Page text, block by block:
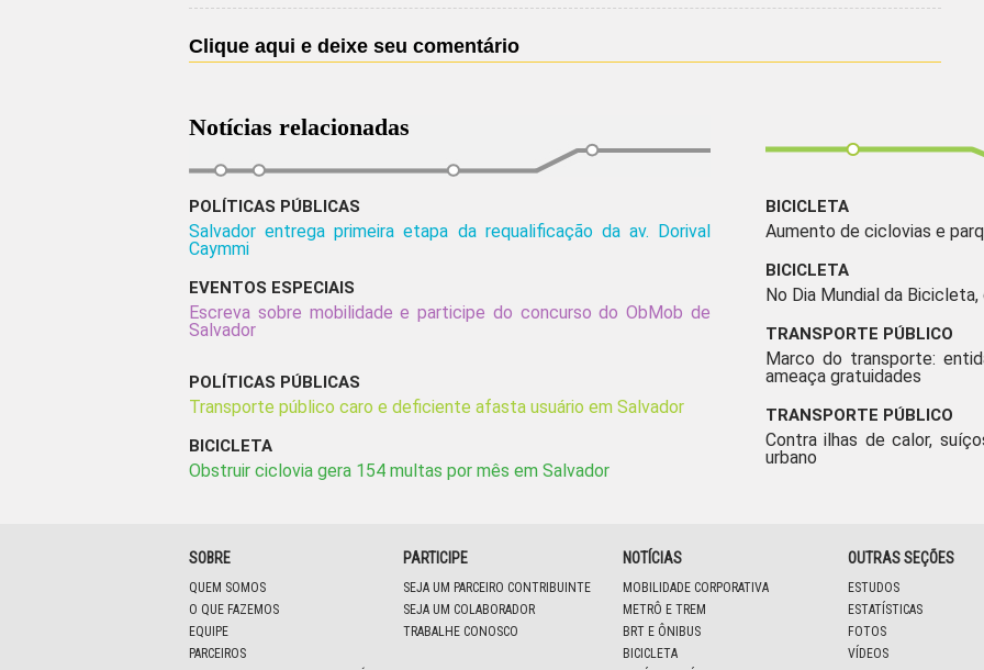
Clique aqui e deixe seu comentário
Notícias relacionadas
POLÍTICAS PÚBLICAS
Salvador entrega primeira etapa da requalificação da av. Dorival
Caymmi
EVENTOS ESPECIAIS
Escreva sobre mobilidade e participe do concurso do ObMob de
Salvador
POLÍTICAS PÚBLICAS
Transporte público caro e deficiente afasta usuário em Salvador
BICICLETA
Obstruir ciclovia gera 154 multas por mês em Salvador
BICICLETA
Aumento de ciclovias e
BICICLETA
No Dia Mundial da
TRANSPORTE PÚBLICO
Marco do transporte:
ameaça gratuidades
TRANSPORTE PÚBLICO
Contra ilhas de calor,
urbano
SOBRE
QUEM SOMOS
O QUE FAZEMOS
EQUIPE
PARCEIROS
PARTICIPE
SEJA UM PARCEIRO CONTRIBUINTE
SEJA UM COLABORADOR
TRABALHE CONOSCO
NOTÍCIAS
MOBILIDADE CORPORATIVA
METRÔ E TREM
BRT E ÔNIBUS
BICICLETA
OUTRAS SEÇÕES
ESTUDOS
ESTATÍSTICAS
FOTOS
VÍDEOS